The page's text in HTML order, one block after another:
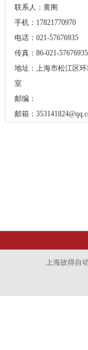
联系人：黄阁
手机：17821770970
电话：021-57676935
传真：86-021-57676935
地址：上海市松江区环
室
邮编：
邮箱：
上海故得自